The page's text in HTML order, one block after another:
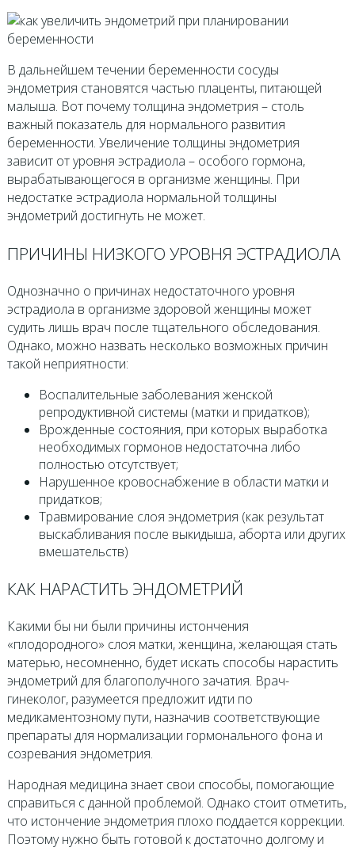
В дальнейшем течении беременности сосуды
эндометрия становятся частью плаценты, питающей
малыша. Вот почему толщина эндометрия – столь
важный показатель для нормального развития
беременности. Увеличение толщины эндометрия
зависит от уровня эстрадиола – особого гормона,
вырабатывающегося в организме женщины. При
недостатке эстрадиола нормальной толщины
эндометрий достигнуть не может.
ПРИЧИНЫ НИЗКОГО УРОВНЯ ЭСТРАДИОЛА
Однозначно о причинах недостаточного уровня
эстрадиола в организме здоровой женщины может
судить лишь врач после тщательного обследования.
Однако, можно назвать несколько возможных причин
такой неприятности:
Воспалительные заболевания женской
репродуктивной системы (матки и придатков);
Врожденные состояния, при которых выработка
необходимых гормонов недостаточна либо
полностью отсутствует;
Нарушенное кровоснабжение в области матки и
придатков;
Травмирование слоя эндометрия (как результат
выскабливания после выкидыша, аборта или других
вмешательств)
КАК НАРАСТИТЬ ЭНДОМЕТРИЙ
Какими бы ни были причины истончения
«плодородного» слоя матки, женщина, желающая стать
матерью, несомненно, будет искать способы нарастить
эндометрий для благополучного зачатия. Врач-
гинеколог, разумеется предложит идти по
медикаментозному пути, назначив соответствующие
препараты для нормализации гормонального фона и
созревания эндометрия.
Народная медицина знает свои способы, помогающие
справиться с данной проблемой. Однако стоит отметить,
что истончение эндометрия плохо поддается коррекции.
Поэтому нужно быть готовой к достаточно долгому и